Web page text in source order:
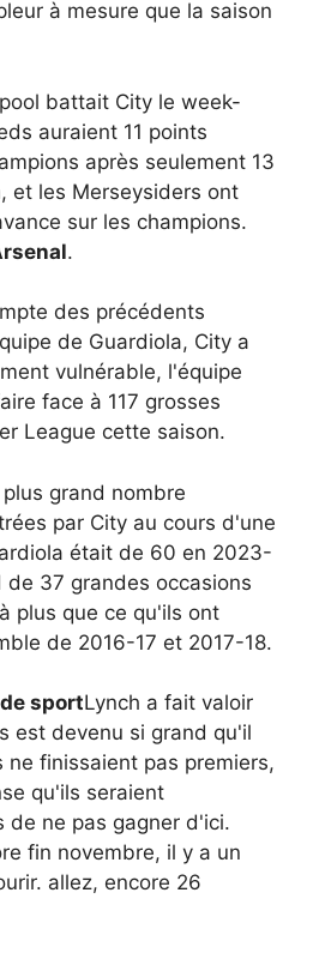
à mesure que la saison
battait City le week-
auraient 11 points
après seulement 13
et les Merseysiders ont
sur les champions.
.
des précédents
de Guardiola, City a
vulnérable, l'équipe
face à 117 grosses
League cette saison.
grand nombre
par City au cours d'une
était de 60 en 2023-
37 grandes occasions
plus que ce qu'ils ont
de 2016-17 et 2017-18.
sportLynch a fait valoir
est devenu si grand qu'il
finissaient pas premiers,
qu'ils seraient
de ne pas gagner d'ici.
fin novembre, il y a un
allez, encore 26